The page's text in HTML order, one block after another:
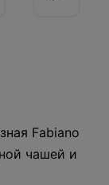
Fabiano
чашей и